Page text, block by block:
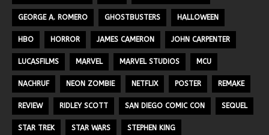
GEORGE A. ROMERO GHOSTBUSTERS HALLOWEEN
HBO HORROR JAMES CAMERON JOHN CARPENTER
LUCASFILMS MARVEL MARVEL STUDIOS MCU
NACHRUF NEON ZOMBIE NETFLIX POSTER REMAKE
REVIEW RIDLEY SCOTT SAN DIEGO COMIC CON SEQUEL
STAR TREK STAR WARS STEPHEN KING